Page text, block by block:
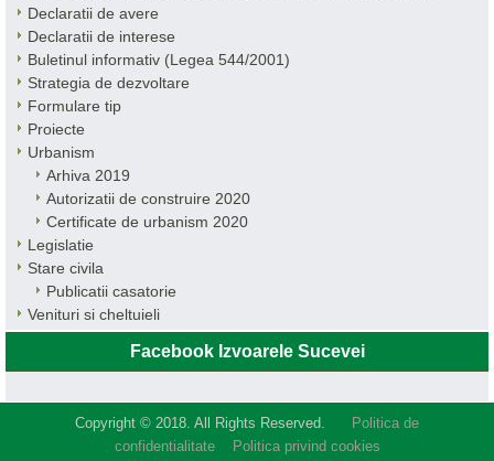
Declaratii de avere
Declaratii de interese
Buletinul informativ (Legea 544/2001)
Strategia de dezvoltare
Formulare tip
Proiecte
Urbanism
Arhiva 2019
Autorizatii de construire 2020
Certificate de urbanism 2020
Legislatie
Stare civila
Publicatii casatorie
Venituri si cheltuieli
Facebook Izvoarele Sucevei
Copyright © 2018. All Rights Reserved.
Politica de
confidentialitate
Politica privind cookies